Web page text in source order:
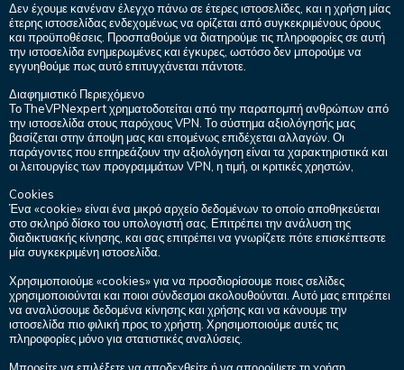
Δεν έχουμε κανέναν έλεγχο πάνω σε έτερες ιστοσελίδες, και η χρήση μίας
έτερης ιστοσελίδας ενδεχομένως να ορίζεται από συγκεκριμένους όρους
και προϋποθέσεις. Προσπαθούμε να διατηρούμε τις πληροφορίες σε αυτή
την ιστοσελίδα ενημερωμένες και έγκυρες, ωστόσο δεν μπορούμε να
εγγυηθούμε πως αυτό επιτυγχάνεται πάντοτε.
Διαφημιστικό Περιεχόμενο
Το TheVPNexpert χρηματοδοτείται από την παραπομπή ανθρώπων από
την ιστοσελίδα στους παρόχους VPN. Το σύστημα αξιολόγησής μας
βασίζεται στην άποψη μας και επομένως επιδέχεται αλλαγών. Οι
παράγοντες που επηρεάζουν την αξιολόγηση είναι τα χαρακτηριστικά και
οι λειτουργίες των προγραμμάτων VPN, η τιμή, οι κριτικές χρηστών,
Cookies
Ένα «cookie» είναι ένα μικρό αρχείο δεδομένων το οποίο αποθηκεύεται
στο σκληρό δίσκο του υπολογιστή σας. Επιτρέπει την ανάλυση της
διαδικτυακής κίνησης, και σας επιτρέπει να γνωρίζετε πότε επισκέπτεστε
μία συγκεκριμένη ιστοσελίδα.
Χρησιμοποιούμε «cookies» για να προσδιορίσουμε ποιες σελίδες
χρησιμοποιούνται και ποιοι σύνδεσμοι ακολουθούνται. Αυτό μας επιτρέπει
να αναλύσουμε δεδομένα κίνησης και χρήσης και να κάνουμε την
ιστοσελίδα πιο φιλική προς το χρήστη. Χρησιμοποιούμε αυτές τις
πληροφορίες μόνο για στατιστικές αναλύσεις.